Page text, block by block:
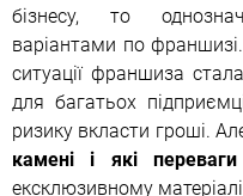
бізнесу, то
варіантами по
ситуації франшиза
для багатьох
ризику вкласти гроші.
камені і які
ексклюзивному